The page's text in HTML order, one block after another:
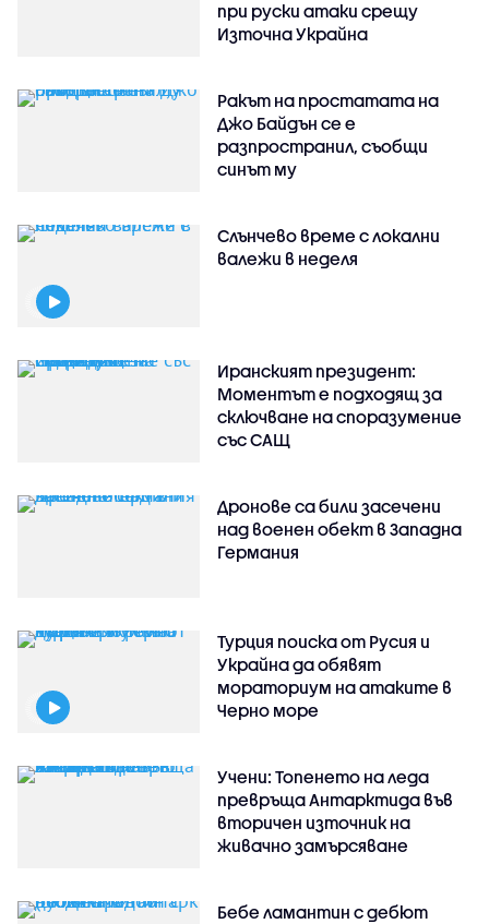
при руски атаки срещу
Източна Украйна
Ракът на простатата на
Джо Байдън се е
разпространил, съобщи
синът му
Слънчево време с локални
валежи в неделя
Иранският президент:
Моментът е подходящ за
сключване на споразумение
със САЩ
Дронове са били засечени
над военен обект в Западна
Германия
Турция поиска от Русия и
Украйна да обявят
мораториум на атаките в
Черно море
Учени: Топенето на леда
превръща Антарктида във
вторичен източник на
живачно замърсяване
Бебе ламантин с дебют